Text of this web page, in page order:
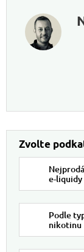
e-liquidy
Podle
nikotinu